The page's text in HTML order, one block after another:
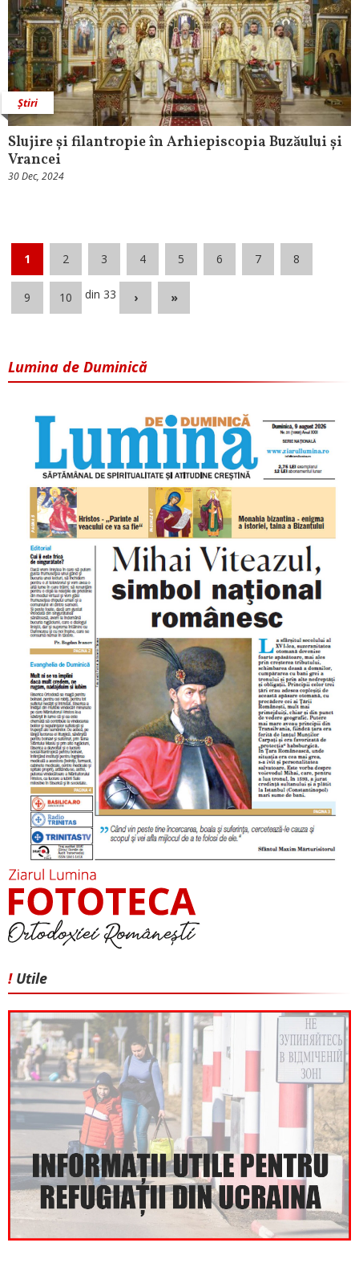
Știri
Slujire și filantropie în Arhiepiscopia Buzăului și
Vrancei
30 Dec, 2024
1 2 3 4 5 6 7 8
9 10 din 33 › »
Lumina de Duminică
! Utile